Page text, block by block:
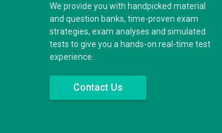
We provide you with handpicked material
and question banks, time-proven exam
strategies, exam analyses and simulated
tests to give you a hands-on real-time test
experience.
Contact Us